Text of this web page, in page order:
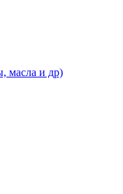
масла и др)